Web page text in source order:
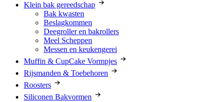
Klein bak gereedschap
Bak kwasten
Beslagkommen
Deegroller en bakrollers
Meel Scheppen
Messen en keukengerei
Muffin & CupCake Vormpjes
Rijsmanden & Toebehoren
Roosters
Siliconen Bakvormen